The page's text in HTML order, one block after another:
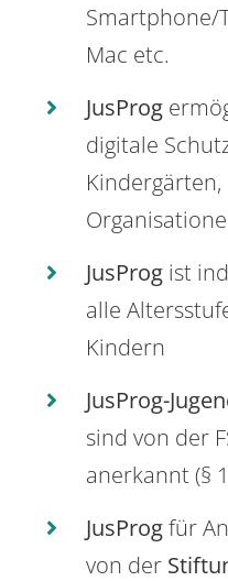
Smartphone/
Mac etc.
JusProg
digitale
JusProg ist
alle
Kindern
JusProg-
sind von der
anerkannt (§
JusProgfür
von der